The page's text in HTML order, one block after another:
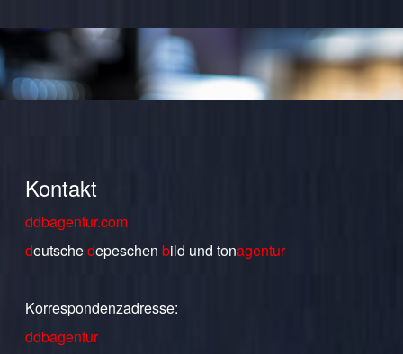
Kontakt
ddbagentur.com
deutschedepeschen bild undtonagentur
Korrespondenzadresse:
ddbagentur